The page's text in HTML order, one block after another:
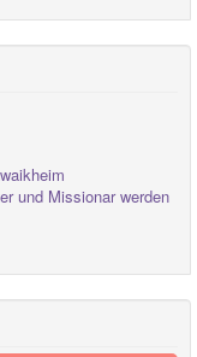
und Missionar werden